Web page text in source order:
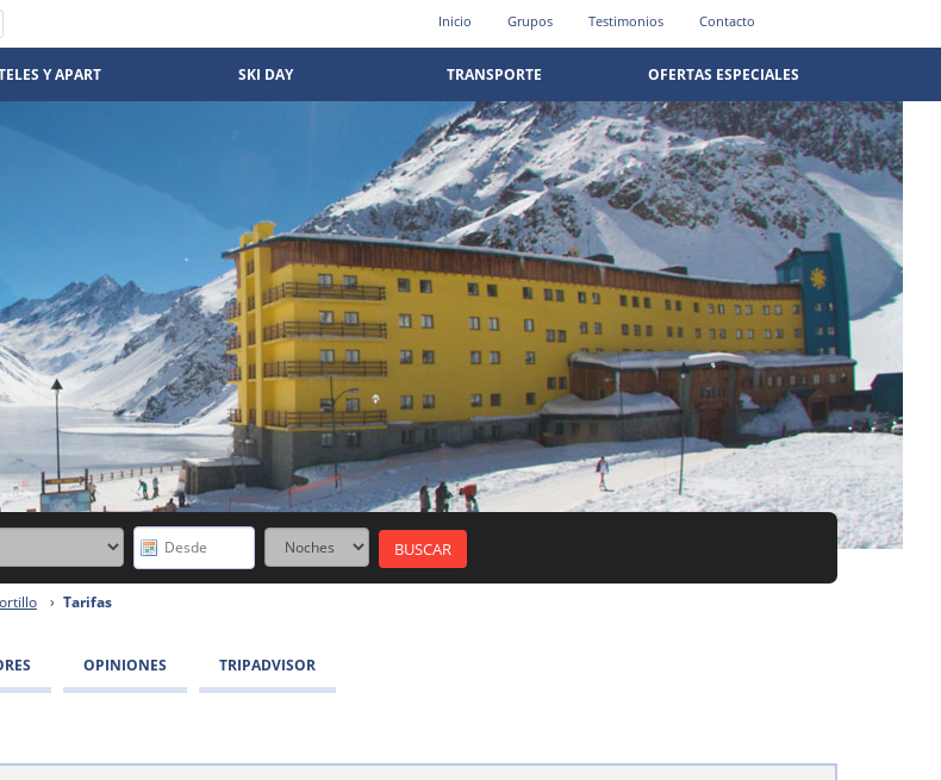
Inicio Grupos Testimonios Contacto
Y APART SKI DAY TRANSPORTE OFERTAS ESPECIALES
OPINIONES TRIPADVISOR
› Tarifas